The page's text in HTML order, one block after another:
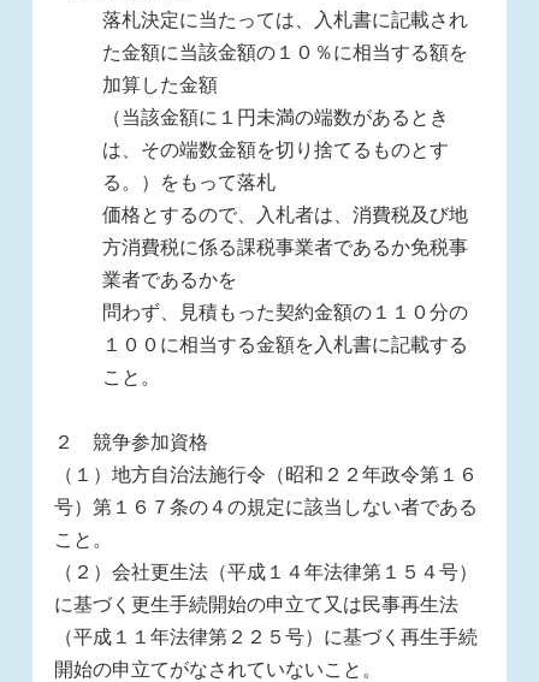
落札決定に当たっては、入札書に記載され
た金額に当該金額の１０％に相当する額を
加算した金額
（当該金額に１円未満の端数があるとき
は、その端数金額を切り捨てるものとす
る。）をもって落札
価格とするので、入札者は、消費税及び地
方消費税に係る課税事業者であるか免税事
業者であるかを
問わず、見積もった契約金額の１１０分の
１００に相当する金額を入札書に記載する
こと。
２ 競争参加資格
（１）地方自治法施行令（昭和２２年政令第１６
号）第１６７条の４の規定に該当しない者である
こと。
（２）会社更生法（平成１４年法律第１５４号）
に基づく更生手続開始の申立て又は民事再生法
（平成１１年法律第２２５号）に基づく再生手続
開始の申立てがなされていないこと。